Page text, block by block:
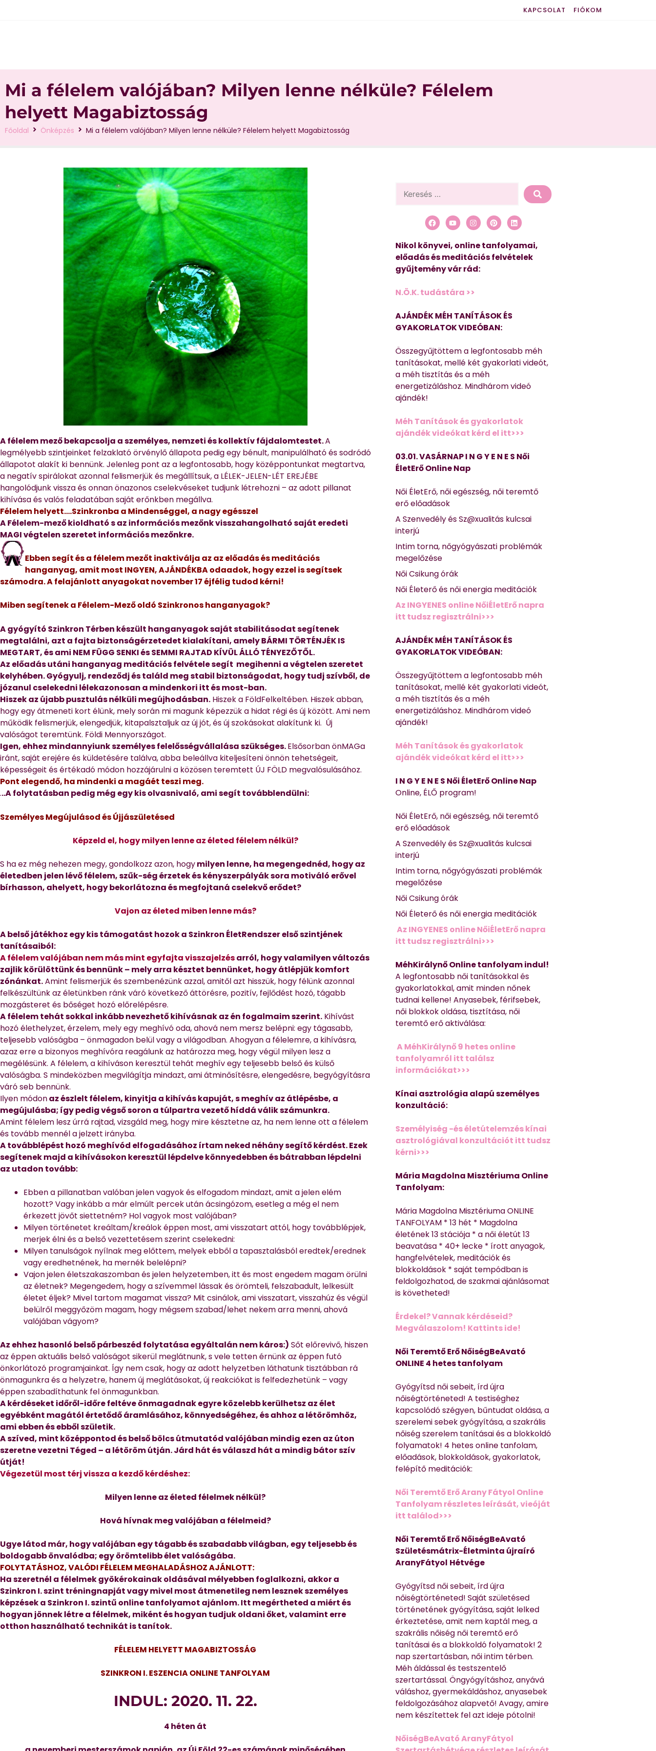
KAPCSOLAT FIÓKOM
Mi a félelem valójában? Milyen lenne nélküle? Félelem
helyett Magabiztosság
Főoldal Önképzés Mi a félelem valójában? Milyen lenne nélküle? Félelem helyett Magabiztosság
A félelem mező bekapcsolja a személyes, nemzeti és kollektív fájdalomtestet.A
legmélyebb szintjeinket felzaklató örvénylő állapota pedig egy bénult, manipulálható és sodródó
állapotot alakít ki bennünk. Jelenleg pont az a legfontosabb, hogy középpontunkat megtartva,
a negatív spirálokat azonnal felismerjük és megállítsuk, a LÉLEK-JELEN-LÉT EREJÉBE
hangolódjunk vissza és onnan önazonos cselekvéseket tudjunk létrehozni – az adott pillanat
kihívása és valós feladatában saját erőnkben megállva.
Félelem helyett….Szinkronba a Mindenséggel, a nagy egésszel
A Félelem-mező kioldható s az információs mezőnk visszahangolható saját eredeti
MAGI végtelen szeretet információs mezőnkre.
Ebben segít és a félelem mezőt inaktiválja az az előadás és meditációs
hanganyag, amit most INGYEN, AJÁNDÉKBA odaadok, hogy ezzel is segítsek
számodra. A felajánlott anyagokat november 17 éjfélig tudod kérni!
Miben segítenek a Félelem-Mező oldó Szinkronos hanganyagok?
A gyógyító Szinkron Térben készült hanganyagok saját stabilitásodat segítenek
megtalálni, azt a fajta biztonságérzetedet kialakítani, amely BÁRMI TÖRTÉNJÉK IS
MEGTART, és ami NEM FÜGG SENKI és SEMMI RAJTAD KÍVÜL ÁLLÓ TÉNYEZŐTŐL.
Az előadás utáni hanganyag meditációs felvétele segít megihenni a végtelenszeretet
kelyhében. Gyógyulj, rendeződj és találd meg stabil biztonságodat, hogy tudjszívből, de
józanul cselekedni lélekazonosan a mindenkori itt és most-ban.
Hiszek az újabb pusztulás nélküli megújhodásban. Hiszek a FöldFelkeltében. Hiszek abban,
hogy egy átmeneti kort élünk, mely során mi magunk képezzük a hidat régi és új között. Ami nem
működik felismerjük, elengedjük, kitapalsztaljuk az új jót, és új szokásokat alakítunk ki. Új
valóságot teremtünk. Földi Mennyországot.
Igen, ehhez mindannyiunk személyes felelősségvállalása szükséges.Elsősorban önMAGa
iránt, saját erejére és küldetésére találva, abba beleállva kiteljesíteni önnön tehetségeit,
képességeit és értékadó módon hozzájárulni a közösen teremtett ÚJ FÖLD megvalósulásához.
Pont elegendő, ha mindenki a magáét teszi meg.
...A folytatásban pedig még egy kis olvasnivaló, ami segít továbblendülni:
Személyes Megújulásod és Újjászületésed
Képzeld el, hogy milyen lenne az életed félelem nélkül?
S ha ez még nehezen megy, gondolkozz azon, hogymilyen lenne, ha megengednéd, hogy az
életedben jelen lévő félelem, szűk-ség érzetek és kényszerpályák sora motiváló erővel
bírhasson, ahelyett, hogy bekorlátozna és megfojtaná cselekvő erődet?
Vajon az életed miben lenne más?
A belső játékhoz egy kis támogatást hozok a Szinkron ÉletRendszer első szintjének
tanításaiból:
A félelem valójában nem más mint egyfajta visszajelzésarról, hogy valamilyen változás
zajlik körülöttünk és bennünk – mely arra késztet bennünket, hogy átlépjük komfort
zónánkat.Amint felismerjük és szembenézünk azzal, amitől azt hisszük, hogy félünk azonnal
felkészültünk az életünkben ránk váró következő áttörésre, pozitív, fejlődést hozó, tágabb
mozgásteret és bőséget hozó előrelépésre.
A félelem tehát sokkal inkább nevezhető kihívásnak az én fogalmaim szerint. Kihívást
hozó élethelyzet, érzelem, mely egy meghívó oda, ahová nem mersz belépni: egy tágasabb,
teljesebb valóságba – önmagadon belül vagy a világodban. Ahogyan a félelemre, a kihívásra,
azaz erre a bizonyos meghívóra reagálunk az határozza meg, hogy végül milyen lesz a
megélésünk. A félelem, a kihíváson keresztül tehát meghív egy teljesebb belső és külső
valóságba. S mindeközben megvilágítja mindazt, ami átminősítésre, elengedésre, begyógyításra
váró seb bennünk.
Ilyen módonaz észlelt félelem, kinyitja a kihívás kapuját, s meghív az átlépésbe, a
megújulásba; így pedig végső soron a túlpartra vezető híddá válik számunkra.
Amint félelem lesz úrrá rajtad, vizsgáld meg, hogy mire késztetne az, ha nem lenne ott a félelem
és tovább mennél a jelzett irányba.
A továbblépést hozó meghívód elfogadásához írtam neked néhány segítő kérdést. Ezek
segítenek majd a kihívásokon keresztül lépdelve könnyedebben és bátrabban lépdelni
az utadon tovább:
Ebben a pillanatban valóban jelen vagyok és elfogadom mindazt, amit a jelen elém
hozott? Vagy inkább a már elmúlt percek után ácsingózom, esetleg a még el nem
érkezett jövőt siettetném? Hol vagyok most valójában?
Milyen történetet kreáltam/kreálok éppen most, ami visszatart attól, hogy továbblépjek,
merjek élni és a belső vezettetésem szerint cselekedni:
Milyen tanulságok nyílnak meg előttem, melyek ebből a tapasztalásból eredtek/erednek
vagy eredhetnének, ha mernék belelépni?
Vajon jelen életszakaszomban és jelen helyzetemben, itt és most engedem magam örülni
az életnek? Megengedem, hogy a szívemmel lássak és örömteli, felszabadult, lelkesült
életet éljek? Mivel tartom magamat vissza? Mit csinálok, ami visszatart, visszahúz és végül
belülről meggyőzöm magam, hogy mégsem szabad/lehet nekem arra menni, ahová
valójában vágyom?
Az ehhez hasonló belső párbeszéd folytatása egyáltalán nem káros:) Sőt előrevivő, hiszen
az éppen aktuális belső valóságot sikerül meglátnunk, s vele tetten érnünk az éppen futó
önkorlátozó programjainkat. Így nem csak, hogy az adott helyzetben láthatunk tisztábban rá
önmagunkra és a helyzetre, hanem új meglátásokat, új reakciókat is felfedezhetünk – vagy
éppen szabadíthatunk fel önmagunkban.
A kérdéseket időről-időre feltéve önmagadnak egyre közelebb kerülhetsz az élet
egyébként magától értetődő áramlásához, könnyedségéhez, és ahhoz a létörömhöz,
ami ebben és ebből születik.
A szíved, mint középpontod és belső bölcs útmutatód valójában mindig ezen az úton
szeretne vezetni Téged – a létöröm útján. Járd hát és válaszd hát a mindig bátor szív
útját!
Végezetül most térj vissza a kezdő kérdéshez:
Milyen lenne az életed félelmek nélkül?
Hová hívnak meg valójában a félelmeid?
Ugye látod már, hogy valójában egy tágabb és szabadabb világban, egy teljesebb és
boldogabb önvalódba; egy örömtelibb élet valóságába.
FOLYTATÁSHOZ, VALÓDI FÉLELEM MEGHALADÁSHOZ AJÁNLOTT:
Ha szeretnél a félelmek gyökérokainak oldásával mélyebben foglalkozni, akkor a
Szinkron I. szint tréningnapját vagy mivel most átmenetileg nem lesznek személyes
képzések a Szinkron I. szintű online tanfolyamot ajánlom. Itt megértheted a miért és
hogyan jönnek létre a félelmek, miként és hogyan tudjuk oldani őket, valamint erre
otthon használható technikát is tanítok.
FÉLELEM HELYETT MAGABIZTOSSÁG
SZINKRON I. ESZENCIA ONLINE TANFOLYAM
INDUL: 2020. 11. 22.
4 héten át
Nikol könyvei, online tanfolyamai,
előadás és meditációs felvételek
gyűjtemény vár rád:
N.Ö.K. tudástára >>
AJÁNDÉK MÉH TANÍTÁSOK ÉS
GYAKORLATOK VIDEÓBAN:
Összegyűjtöttem a legfontosabb méh
tanításokat, mellé két gyakorlati videót,
a méh tisztítás és a méh
energetizáláshoz. Mindhárom videó
ajándék!
Méh Tanítások és gyakorlatok
ajándék videókat kérd el itt>>>
03.01. VASÁRNAP I N G Y E N E S Női
ÉletErő Online Nap
Női ÉletErő, női egészség, női teremtő
erő előadások
A Szenvedély és Sz@xualitás kulcsai
interjú
Intim torna, nőgyógyászati problémák
megelőzése
Női Csikung órák
Női Életerő és női energia meditációk
Az INGYENES online NőiÉletErő napra
itt tudsz regisztrálni>>>
AJÁNDÉK MÉH TANÍTÁSOK ÉS
GYAKORLATOK VIDEÓBAN:
Összegyűjtöttem a legfontosabb méh
tanításokat, mellé két gyakorlati videót,
a méh tisztítás és a méh
energetizáláshoz. Mindhárom videó
ajándék!
Méh Tanítások és gyakorlatok
ajándék videókat kérd el itt>>>
I N G Y E N E S Női ÉletErő Online Nap
Online, ÉLŐ program!
Női ÉletErő, női egészség, női teremtő
erő előadások
A Szenvedély és Sz@xualitás kulcsai
interjú
Intim torna, nőgyógyászati problémák
megelőzése
Női Csikung órák
Női Életerő és női energia meditációk
Az INGYENES online NőiÉletErő napra
itt tudsz regisztrálni>>>
MéhKirálynő Online tanfolyam indul!
A legfontosabb női tanításokkal és
gyakorlatokkal, amit minden nőnek
tudnai kellene! Anyasebek, férifsebek,
női blokkok oldása, tisztítása, női
teremtő erő aktiválása:
A MéhKirálynő 9 hetes online
tanfolyamról itt találsz
információkat>>>
Kínai asztrológia alapú személyes
konzultáció:
Személyiség -és életútelemzés kínai
asztrológiával konzultációt itt tudsz
kérni>>>
Mária Magdolna Misztériuma Online
Tanfolyam:
Mária Magdolna Misztériuma ONLINE
TANFOLYAM * 13 hét * Magdolna
életének 13 stációja * a női életút 13
beavatása * 40+ lecke * írott anyagok,
hangfelvételek, meditációk és
blokkoldások * saját tempódban is
feldolgozhatod, de szakmai ajánlásomat
is követheted!
Érdekel? Vannak kérdéseid?
Megválaszolom! Kattints ide!
Női Teremtő Erő NőiségBeAvató
ONLINE 4 hetes tanfolyam
Gyógyítsd női sebeit, írd újra
nőiségtörténeted! A testiséghez
kapcsolódó szégyen, bűntudat oldása, a
szerelemi sebek gyógyítása, a szakrális
nőiség szerelem tanításai és a blokkoldó
folyamatok! 4 hetes online tanfolam,
előadások, blokkoldások, gyakorlatok,
felépítő meditációk:
Női Teremtő Erő Arany Fátyol Online
Tanfolyam részletes leírását, vieóját
itt találod>>>
Női Teremtő Erő NőiségBeAvató
Születésmátrix-Életminta újraíró
AranyFátyol Hétvége
Gyógyítsd női sebeit, írd újra
nőiségtörténeted! Saját születésed
történetének gyógyítása, saját lelked
érkeztetése, amit nem kaptál meg, a
szakrális nőiség női teremtő erő
tanításai és a blokkoldó folyamatok! 2
nap szertartásban, női intim térben.
Méh áldással és testszentelő
szertartással. Öngyógyításhoz, anyává
váláshoz, gyermekáldáshoz, anyasebek
feldolgozásához alapvető! Avagy, amire
nem készítettek fel azt ideje pótolni!
NőiségBeAvató AranyFátyol